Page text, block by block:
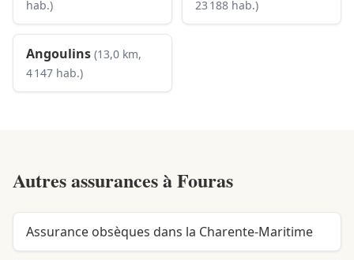
hab.) 23 188 hab.)
Angoulins (13,0 km,
4 147 hab.)
Autres assurances àFouras
Assurance obsèques dans la Charente-Maritime